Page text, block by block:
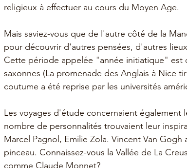
religieux à effectuer au cours du Moyen Age.
Mais saviez-vous que de l'autre côté de la
pour découvrir d'autres pensées, d'autres
Cette période appelée "année initiatique" est
saxonnes (La promenade des Anglais à Nice
coutume a été reprise par les universités
Les voyages d'étude concernaient également
nombre de personnalités trouvaient leur
Marcel Pagnol, Emilie Zola. Vincent Van
pinceau. Connaissez-vous la Vallée de La
comme Claude Monnet?